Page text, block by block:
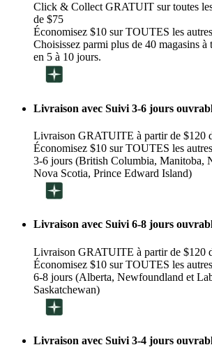
Click & Collect GRATUIT sur toutes
de $75
Économisez $10 sur TOUTES les
Choisissez parmi plus de 40 magasins
en 5 à 10 jours.
Livraison avec Suivi 3-6 jours
Livraison GRATUITE à partir de $120
Économisez $10 sur TOUTES les
3-6 jours (British Columbia, Manitoba,
Nova Scotia, Prince Edward Island)
Livraison avec Suivi 6-8 jours
Livraison GRATUITE à partir de $120
Économisez $10 sur TOUTES les
6-8 jours (Alberta, Newfoundland et
Saskatchewan)
Livraison avec Suivi 3-4 jours